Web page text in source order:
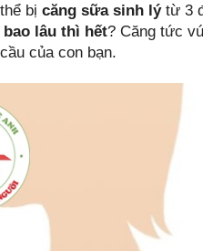
bị căng sữa sinh lýtừ 3
lâu thì hết? Căng tức
của con bạn.